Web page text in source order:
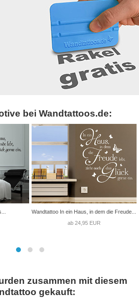
bei Wandtattoos.de:
Wandtattoo In ein Haus, in dem die Freude...
ab 24,95 EUR
zusammen mit diesem
gekauft: